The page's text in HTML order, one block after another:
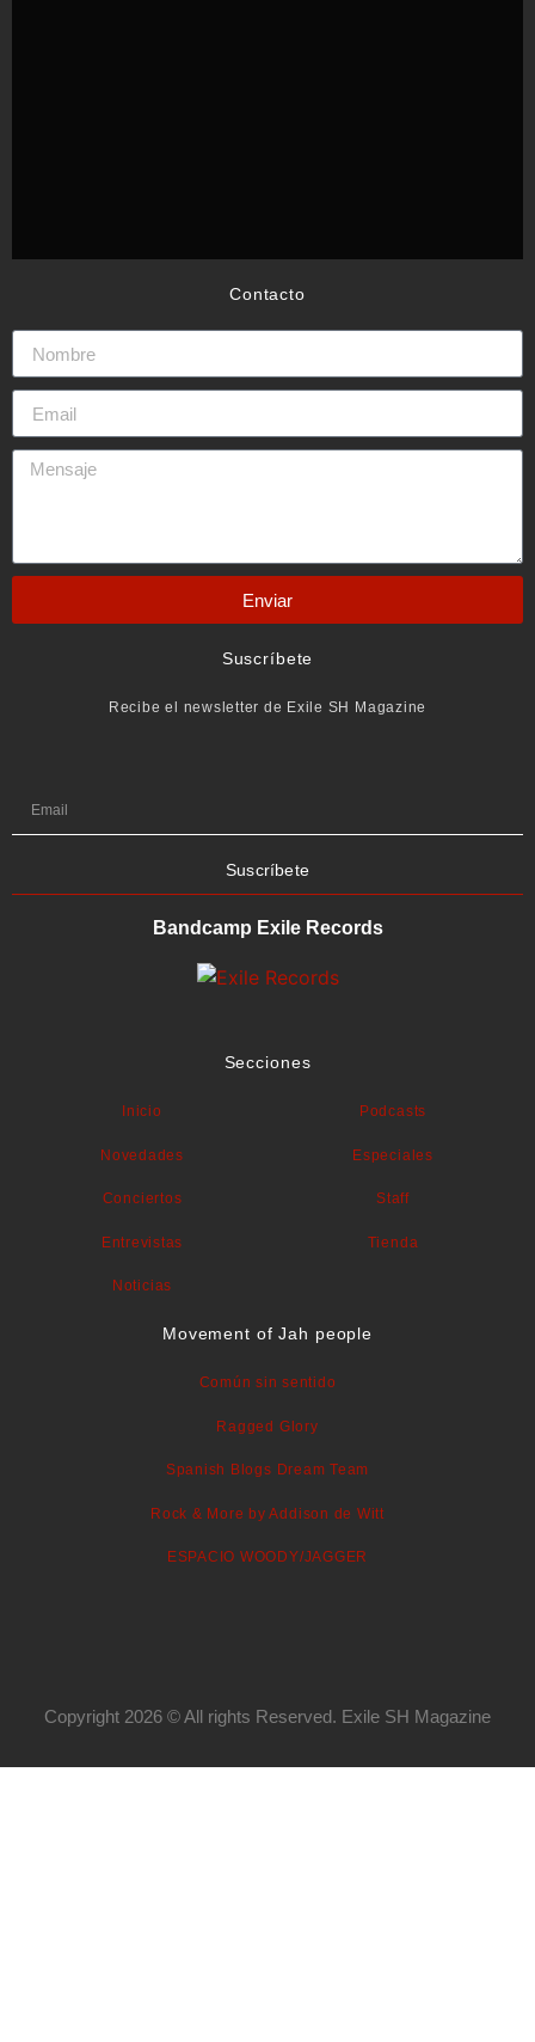
Contacto
Enviar
Suscríbete
Recibe el newsletter de Exile SH Magazine
Suscríbete
Bandcamp Exile Records
Secciones
Inicio
Novedades
Conciertos
Entrevistas
Noticias
Podcasts
Especiales
Staff
Tienda
Movement of Jah people
Común sin sentido
Ragged Glory
Spanish Blogs Dream Team
Rock & More by Addison de Witt
ESPACIO WOODY/JAGGER
Copyright 2026 © All rights Reserved. Exile SH Magazine